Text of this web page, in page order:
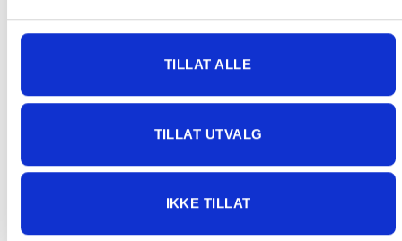
TILLAT ALLE
TILLAT UTVALG
IKKE TILLAT
butikk, og får derfor kun opp valget klikk & hent. Hør med oss på
91 92 05 91.
GRATIS FRAKT (Levert til hentested/butikk, ikke